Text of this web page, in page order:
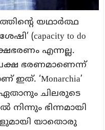
യഥാർത്ഥ
(capacity to do
എന്നല്ല.
ഭരണമാണെന്ന്
‘Monarchia’
(ഏതാനും ചിലരുടെ
നിന്നും ഭിന്നമായി
യാതൊരു